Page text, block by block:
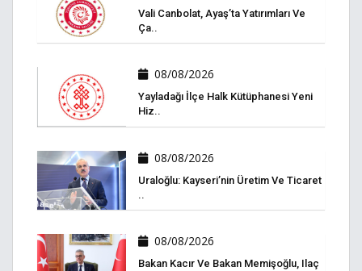
Vali Canbolat, Ayaş’ta Yatırımları Ve
Ça..
08/08/2026
Yayladağı İlçe Halk Kütüphanesi Yeni
Hiz..
08/08/2026
Uraloğlu: Kayseri’nin Üretim Ve Ticaret
..
08/08/2026
Bakan Kacır Ve Bakan Memişoğlu, Ilaç